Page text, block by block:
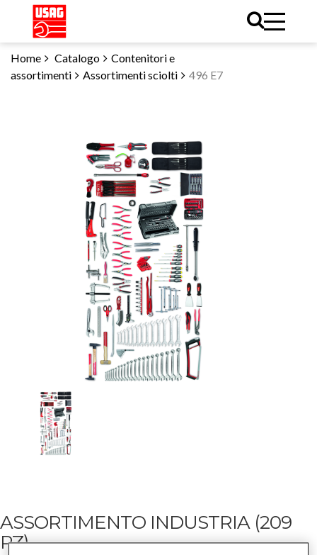
Home Catalogo
Contenitori e
assortimenti
Assortimenti sciolti 496 E7
ASSORTIMENTO INDUSTRIA (209
PZ)